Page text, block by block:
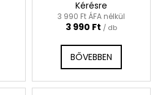
Kérésre
3 990 Ft ÁFA nélkül
3 990 Ft / db
BŐVEBBEN